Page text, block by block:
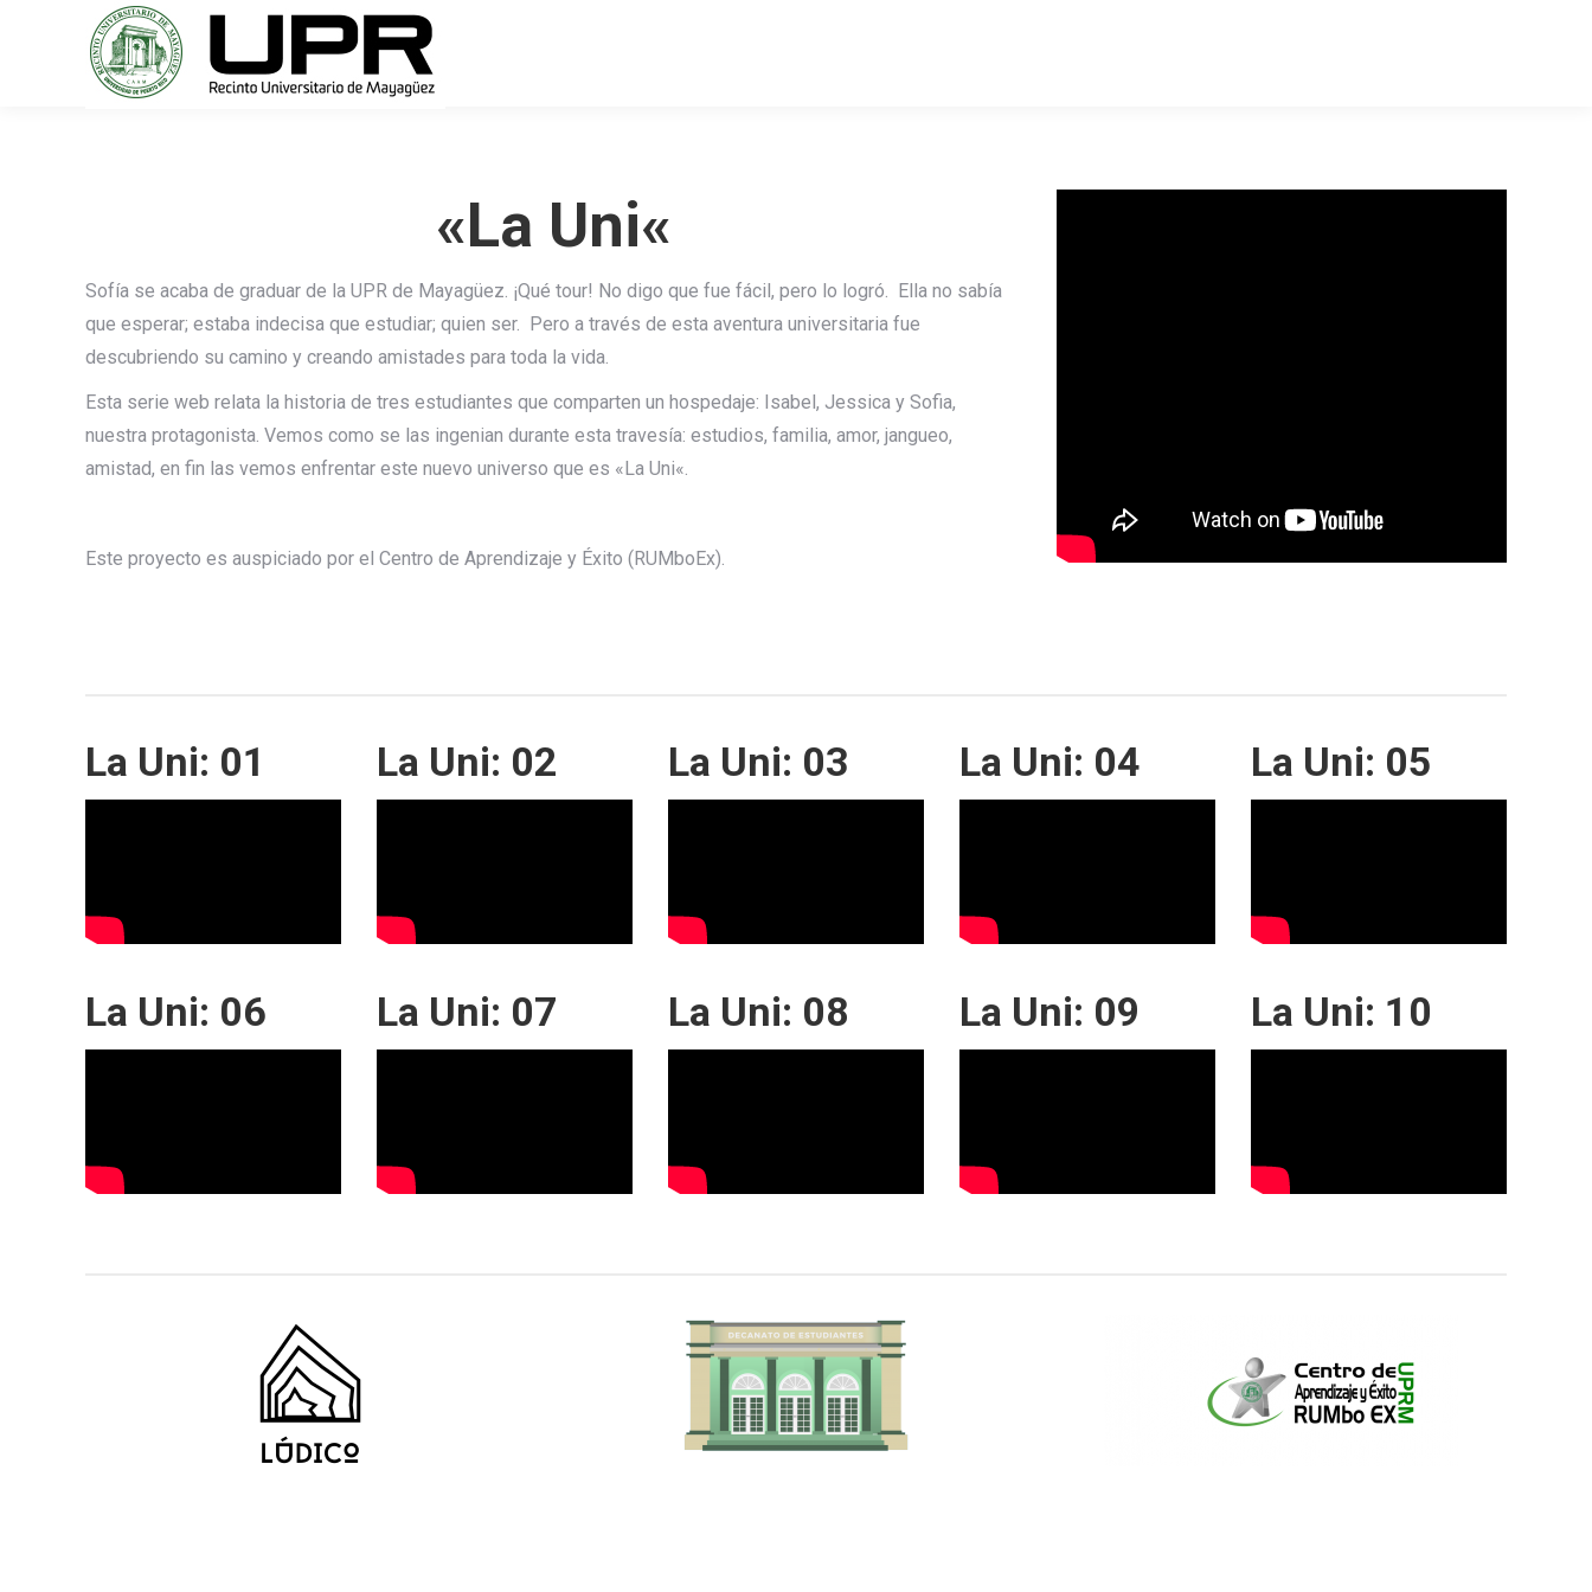
«La Uni«
Sofía se acaba de graduar de la UPR de Mayagüez. ¡Qué tour! No digo que fue fácil, pero lo logró. Ella no sabía
que esperar; estaba indecisa que estudiar; quien ser. Pero a través de esta aventura universitaria fue
descubriendo su camino y creando amistades para toda la vida.
Esta serie web relata la historia de tres estudiantes que comparten un hospedaje: Isabel, Jessica y Sofia,
nuestra protagonista. Vemos como se las ingenian durante esta travesía: estudios, familia, amor, jangueo,
amistad, en fin las vemos enfrentar este nuevo universo que es «La Uni«.
Este proyecto es auspiciado por el Centro de Aprendizaje y Éxito (RUMboEx).
La Uni: 01 La Uni: 02 La Uni: 03 La Uni: 04 La Uni: 05
La Uni: 06 La Uni: 07 La Uni: 08 La Uni: 09 La Uni: 10